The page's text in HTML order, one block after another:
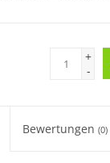
+
-
Bewertungen(0)